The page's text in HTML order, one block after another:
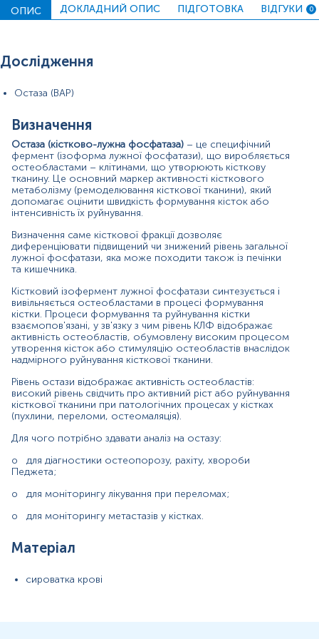
кісткової тканини.
руйнування кісткової тканини при патологічних
Для чого потрібно здавати аналіз на остазу:
oдля діагностики остеопорозу, рахіту, хвороби
oдля моніторингу лікування при переломах;
oдля моніторингу метастазів у кістках.
Матеріал
сироватка крові
Синоніми
Маркер
Показання до призначення
Загальна характеристика
Інтерферуючі чинники
Інтерпретація
Додаткова інформація
Синоніми
кісткова лужна фосфатаза, кістковий ізофермент лужної
Маркер
ОПИС ДОКЛАДНИЙ ОПИС ПІДГОТОВКА ВІДГУКИ 0
Дослідження
Остаза (BAP)
Визначення
Остаза (кістково-лужна фосфатаза) – це специфічний
фермент (ізоформа лужної фосфатази), що виробляється
остеобластами – клітинами, що утворюють кісткову
тканину. Це основний маркер активності кісткового
метаболізму (ремоделювання кісткової тканини), який
допомагає оцінити швидкість формування кісток або
інтенсивність їх руйнування.
Визначення саме кісткової фракції дозволяє
диференціювати підвищений чи знижений рівень загальної
лужної фосфатази, яка може походити також із печінки
та кишечника.
Кістковий ізофермент лужної фосфатази синтезується і
вивільняється остеобластами в процесі формування
кістки. Процеси формування та руйнування кістки
взаємопов'язані, у зв'язку з чим рівень КЛФ відображає
активність остеобластів, обумовлену високим процесом
утворення кісток або стимуляцію остеобластів внаслідок
надмірного руйнування кісткової тканини.
Рівень остази відображає активність остеобластів:
високий рівень свідчить про активний ріст або руйнування
кісткової тканини при патологічних процесах у кістках
(пухлини, переломи, остеомаляція).
Для чого потрібно здавати аналіз на остазу:
o для діагностики остеопорозу, рахіту, хвороби
Педжета;
o для моніторингу лікування при переломах;
o для моніторингу метастазів у кістках.
Матеріал
сироватка крові